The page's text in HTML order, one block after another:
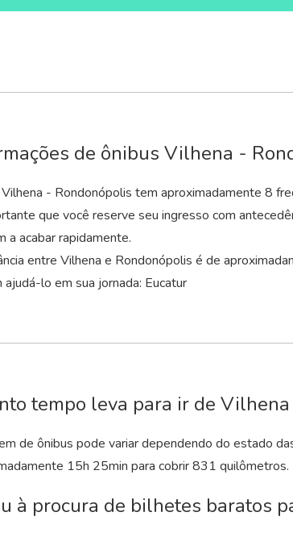
de ônibus Vilhena -
- Rondonópolis tem aproximadamente 8
que você reserve seu ingresso com
a acabar rapidamente.
entre Vilhena e Rondonópolis é de
ajudá-lo em sua jornada: Eucatur
tempo leva para ir de
de ônibus pode variar dependendo do estado
15h 25min para cobrir 831 quilômetros.
à procura de bilhetes baratos